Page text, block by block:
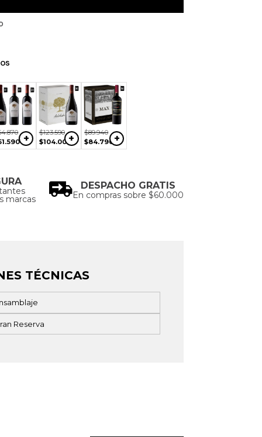
.870
.590 +
$123.590
$104.000+
$89.940
$84.790+
marcas
DESPACHO GRATIS
En compras sobre $60.000
TÉCNICAS
Reserva